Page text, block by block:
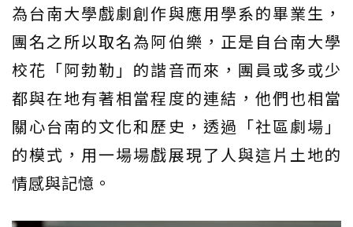
為台南大學戲劇創作與應用學系的畢業生，
團名之所以取名為阿伯樂，正是自台南大學
校花「阿勃勒」的諧音而來，團員或多或少
都與在地有著相當程度的連結，他們也相當
關心台南的文化和歷史，透過「社區劇場」
的模式，用一場場戲展現了人與這片土地的
情感與記憶。